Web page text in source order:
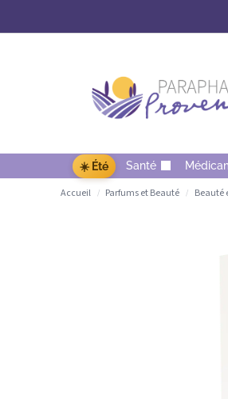
☀️ Été Santé
Accueil / Parfums et Beauté / Beauté